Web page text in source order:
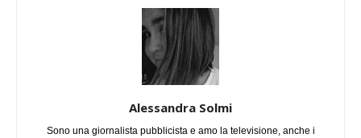
Alessandra Solmi
Sono una giornalista pubblicista e amo la televisione, anche i